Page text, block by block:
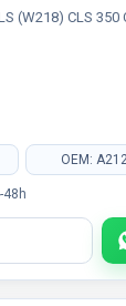
(W218) CLS 350
OEM:
48h